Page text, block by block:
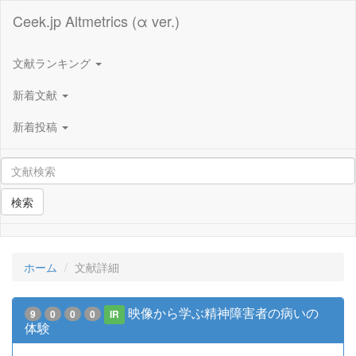
Ceek.jp Altmetrics (α ver.)
文献ランキング
新着文献
新着投稿
検索
ホーム 文献詳細
9 0 0 0 IR
映像から学ぶ精神障害者の病いの
体験